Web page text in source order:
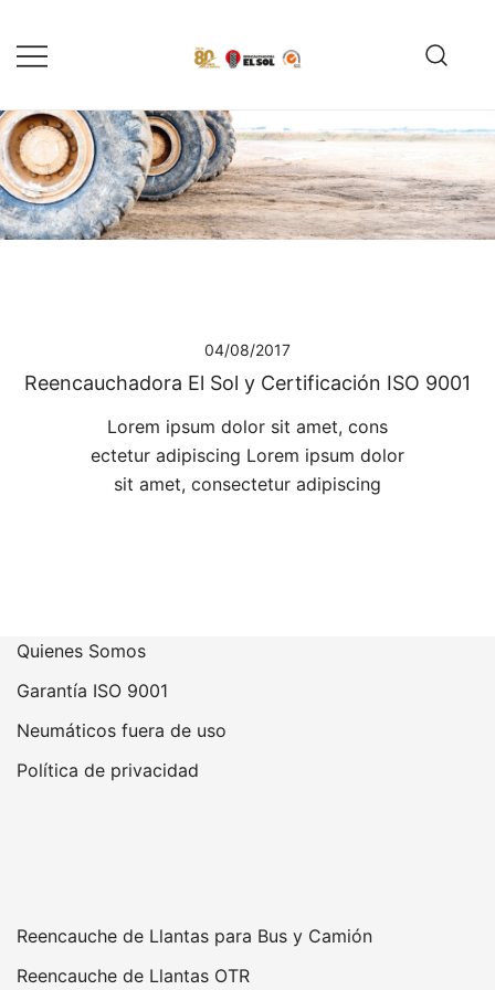
contenido
Reencauche de llantas con
Calidad ISO 9001
reencauche de llantas con garantía
ISO 9001
04/08/2017
Reencauchadora El Sol y Certificación ISO 9001
Lorem ipsum dolor sit amet, cons
ectetur adipiscing Lorem ipsum dolor
sit amet, consectetur adipiscing
Quienes Somos
Garantía ISO 9001
Neumáticos fuera de uso
Política de privacidad
Reencauche de Llantas para Bus y Camión
Reencauche de Llantas OTR